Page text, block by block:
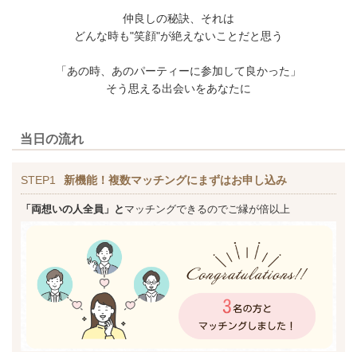
仲良しの秘訣、それは
どんな時も"笑顔"が絶えないことだと思う
「あの時、あのパーティーに参加して良かった」
そう思える出会いをあなたに
当日の流れ
STEP1 新機能！複数マッチングにまずはお申し込み
「両想いの人全員」と マッチングできるのでご縁が倍以上